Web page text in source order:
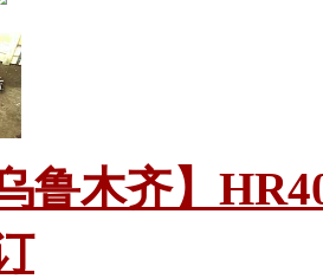
鲁木齐】